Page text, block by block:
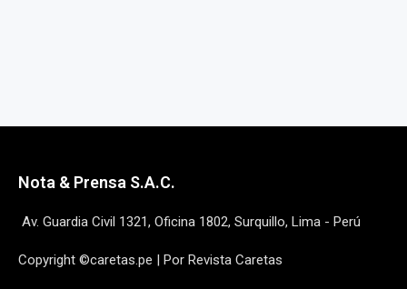
Nota & Prensa S.A.C.
Av. Guardia Civil 1321, Oficina 1802, Surquillo, Lima - Perú
Copyright ©caretas.pe | Por Revista Caretas